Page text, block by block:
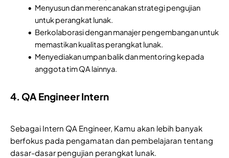
Menyusun dan merencanakan strategi pengujian
untuk perangkat lunak.
Berkolaborasi dengan manajer pengembangan untuk
memastikan kualitas perangkat lunak.
Menyediakan umpan balik dan mentoring kepada
anggota tim QA lainnya.
4. QA Engineer Intern
Sebagai Intern QA Engineer, Kamu akan lebih banyak
berfokus pada pengamatan dan pembelajaran tentang
dasar-dasar pengujian perangkat lunak.